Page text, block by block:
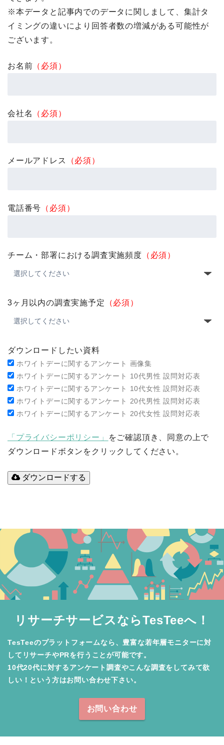
※本データと記事内でのデータに関しまして、集計タ
イミングの違いにより回答者数の増減がある可能性が
ございます。
お名前 （必須）
会社名 （必須）
メールアドレス （必須）
電話番号 （必須）
チーム・部署における調査実施頻度 （必須）
3ヶ月以内の調査実施予定 （必須）
ダウンロードしたい資料
ホワイトデーに関するアンケート 画像集
ホワイトデーに関するアンケート 10代男性 設問対応表
ホワイトデーに関するアンケート 10代女性 設問対応表
ホワイトデーに関するアンケート 20代男性 設問対応表
ホワイトデーに関するアンケート 20代女性 設問対応表
「プライバシーポリシー」
をご確認頂き、同意の上で
ダウンロードボタンをクリックしてください。
ダウンロードする
リサーチサービスならTesTeeへ！
TesTeeのプラットフォームなら、豊富な若年層モニターに対
してリサーチやPRを行うことが可能です。
10代20代に対するアンケート調査やこんな調査をしてみて欲
しい！という方はお問い合わせ下さい。
お問い合わせ